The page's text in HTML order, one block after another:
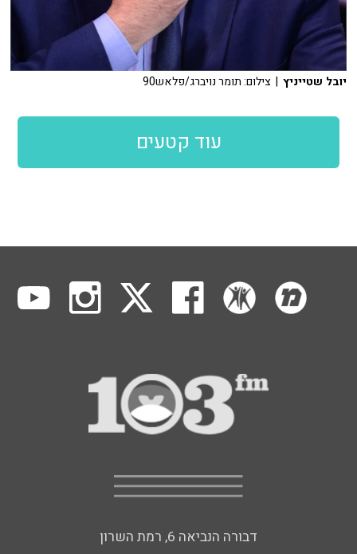
יובל שטייניץ | צילום: תומר נויברג/פלאש90
עוד קטעים
דבורה הנביאה 6, רמת השרון